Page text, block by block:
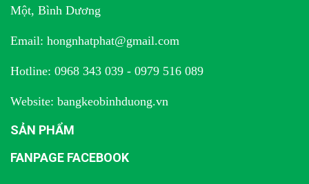
Một, Bình Dương
Email: hongnhatphat@gmail.com
Hotline: 0968 343 039 - 0979 516 089
Website: bangkeobinhduong.vn
SẢN PHẨM
FANPAGE FACEBOOK